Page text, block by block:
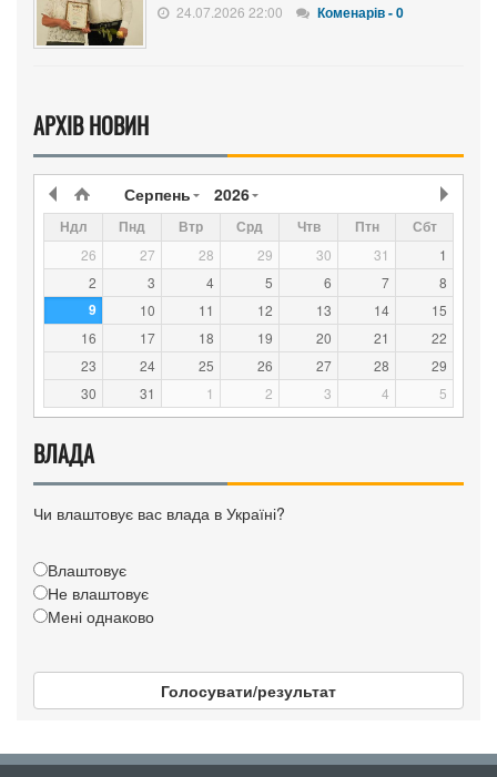
24.07.2026 22:00 Коменарів - 0
АРХІВ НОВИН
Серпень 2026
Ндл Пнд Втр Срд Чтв Птн Сбт
26 27 28 29 30 31
1
2
3 4 5 6 7 8
9 10 11 12 13 14
15
16
17 18 19 20 21
22
23
24 25 26 27 28
29
30
31 1 2 3 4 5
ВЛАДА
Чи влаштовує вас влада в Україні?
Влаштовує
Не влаштовує
Мені однаково
Голосувати/результат